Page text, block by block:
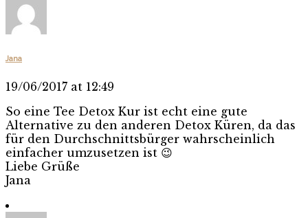
Jana
19/06/2017 at 12:49
So eine Tee Detox Kur ist echt eine gute
Alternative zu den anderen Detox Küren, da das
für den Durchschnittsbürger wahrscheinlich
einfacher umzusetzen ist 😉
Liebe Grüße
Jana